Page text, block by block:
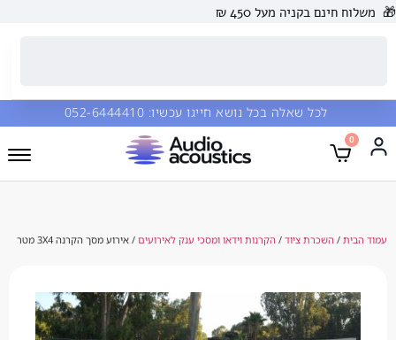
🎁 משלוח חינם בקניה מעל 450 ₪
לכל שאלה בכל נושא חייגו עכשיו:
0
עמוד הבית / השכרת ציוד / הקרנות וידאו ומסכי ענק לאירועים / אירוע מסך הקרנה 3X4 מטר